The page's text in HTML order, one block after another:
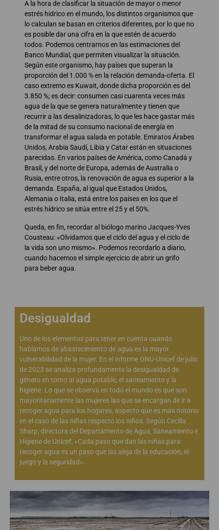
A la hora de clasificar la situación de mayor o menor
estrés hídrico en el mundo, los distintos organismos que
lo calculan se basan en criterios diferentes, por lo que no
es posible dar una cifra en la que estén de acuerdo
todos. Podemos centrarnos en las estimaciones del
Banco Mundial, que permiten visualizar la situación.
Según este organismo, hay países que superan la
proporción del 1.000 % en la relación demanda-oferta. El
caso extremo es Kuwait, donde dicha proporción es del
3.850 %; es decir: consumen casi cuarenta veces más
agua de la que se genera naturalmente y tienen que
recurrir a las desalinizadoras, lo que les hace gastar más
de la mitad de su consumo nacional de energía en
transformar el agua salada en potable. Emiratos Árabes
Unidos, Arabia Saudí, Libia y Catar están en situaciones
parecidas. En varios países de América, como Canadá y
Brasil, y del norte de Europa, además de Australia o
Rusia, entre otros, la renovación de agua es superior a la
demanda. España, al igual que Estados Unidos,
Alemania o Italia, está entre los países en los que el
estrés hídrico se sitúa entre el 25 y el 50%.
Queda, en fin, recordar al biólogo marino Jacques-Yves
Cousteau: «Olvidamos que el ciclo del agua y el ciclo de
la vida son uno mismo». Podemos recordarlo a diario,
cuando hacemos el simple ejercicio de abrir un grifo
para beber agua.
Desigualdad
Uno de los elementos para tener en cuenta cuando
hablamos de abastecimiento de agua es la mayor
vulnerabilidad de la mujer. En el informe ONU-Unicef de julio
de 2023 se analiza profundamente la desigualdad de
género en torno al agua potable, el saneamiento y la
higiene. Lo que se observa en todo el mundo es que son
mayoritariamente las mujeres las que se encargan de ir a
recoger agua para los hogares, aspecto que es más notorio
en el caso de las niñas respecto los niños. Según Cecilia
Sharp, directora del Departamento de Agua, Saneamiento e
Higiene de Unicef, «Cada paso que dan las niñas para
recoger agua es un paso que las aleja de la educación, el
juego y la seguridad».